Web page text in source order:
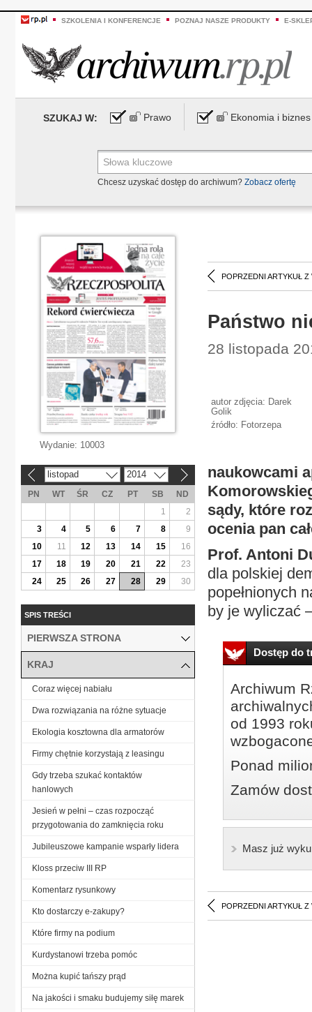
SZKOLENIA I KONFERENCJE POZNAJ NASZE PRODUKTY E-
SZUKAJ W: Prawo Ekonomia i biznes
Chcesz uzyskać dostęp do archiwum? Zobacz ofertę
POPRZEDNI ARTYKUŁ Z
Państwo
28 listopada
autor zdjęcia: Darek
Golik
źródło: Fotorzepa
naukowcami
sądy, które
ocenia pan
Prof. Antoni
dla polskiej
popełnionych
by je wyliczać
Dostęp do
Archiwum
od 1993
Ponad
Zamów
Masz już
POPRZEDNI ARTYKUŁ Z
Wydanie: 10003
listopad 2014
PN WT ŚR CZ PT SB
ND
1
2
3
4 5 6 7 8
9
10
11 12 13 14 15
16
17
18 19 20 21 22
23
24
25 26 27 28 29 30
SPIS TREŚCI
PIERWSZA STRONA
KRAJ
Coraz więcej nabiału
Dwa rozwiązania na różne sytuacje
Ekologia kosztowna dla armatorów
Firmy chętnie korzystają z leasingu
Gdy trzeba szukać kontaktów
hanlowych
Jesień w pełni – czas rozpocząć
przygotowania do zamknięcia roku
Jubileuszowe kampanie wsparły lidera
Kloss przeciw III RP
Komentarz rysunkowy
Kto dostarczy e-zakupy?
Które firmy na podium
Kurdystanowi trzeba pomóc
Można kupić tańszy prąd
Na jakości i smaku budujemy siłę marek